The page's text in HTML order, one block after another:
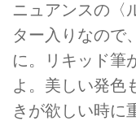
ニュアンスの〈
ター入りなので
に。リキッド筆
よ。美しい発色
きが欲しい時に